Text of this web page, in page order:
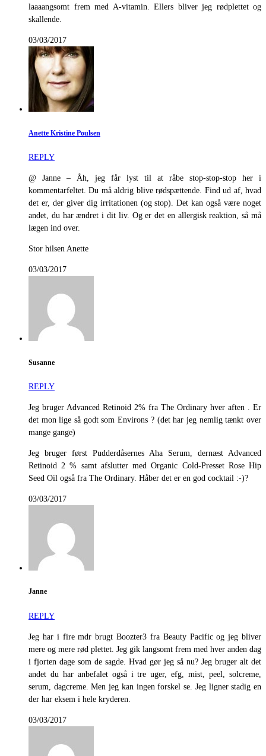
laaaangsomt frem med A-vitamin. Ellers bliver jeg rødplettet og
skallende.
03/03/2017
Anette Kristine Poulsen
REPLY
@ Janne – Åh, jeg får lyst til at råbe stop-stop-stop her i
kommentarfeltet. Du må aldrig blive rødspættende. Find ud af, hvad
det er, der giver dig irritationen (og stop). Det kan også være noget
andet, du har ændret i dit liv. Og er det en allergisk reaktion, så må
lægen ind over.
Stor hilsen Anette
03/03/2017
Susanne
REPLY
Jeg bruger Advanced Retinoid 2% fra The Ordinary hver aften . Er
det mon lige så godt som Environs ? (det har jeg nemlig tænkt over
mange gange)
Jeg bruger først Pudderdåsernes Aha Serum, dernæst Advanced
Retinoid 2 % samt afslutter med Organic Cold-Presset Rose Hip
Seed Oil også fra The Ordinary. Håber det er en god cocktail :-)?
03/03/2017
Janne
REPLY
Jeg har i fire mdr brugt Boozter3 fra Beauty Pacific og jeg bliver
mere og mere rød plettet. Jeg gik langsomt frem med hver anden dag
i fjorten dage som de sagde. Hvad gør jeg så nu? Jeg bruger alt det
andet du har anbefalet også i tre uger, efg, mist, peel, solcreme,
serum, dagcreme. Men jeg kan ingen forskel se. Jeg ligner stadig en
der har eksem i hele kryderen.
03/03/2017